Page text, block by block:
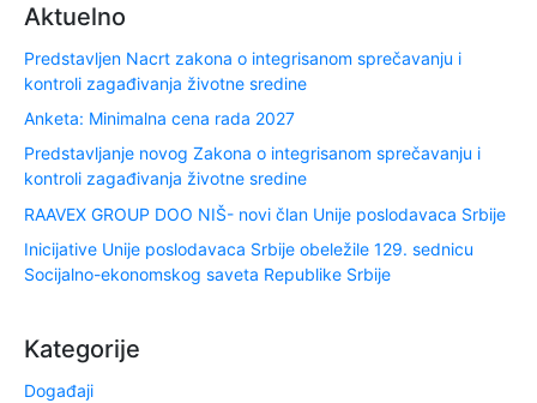
Aktuelno
Predstavljen Nacrt zakona o integrisanom sprečavanju i
kontroli zagađivanja životne sredine
Anketa: Minimalna cena rada 2027
Predstavljanje novog Zakona o integrisanom sprečavanju i
kontroli zagađivanja životne sredine
RAAVEX GROUP DOO NIŠ- novi član Unije poslodavaca Srbije
Inicijative Unije poslodavaca Srbije obeležile 129. sednicu
Socijalno-ekonomskog saveta Republike Srbije
Kategorije
Događaji